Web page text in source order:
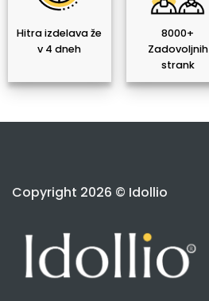
Hitra izdelava že
v 4 dneh
8000+
Zadovoljnih
strank
Copyright 2026 © Idollio